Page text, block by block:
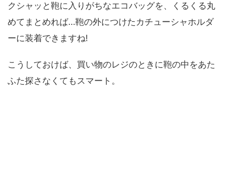
クシャッと鞄に入りがちなエコバッグを、くるくる丸
めてまとめれば…鞄の外につけたカチューシャホルダ
ーに装着できますね!
こうしておけば、買い物のレジのときに鞄の中をあた
ふた探さなくてもスマート。